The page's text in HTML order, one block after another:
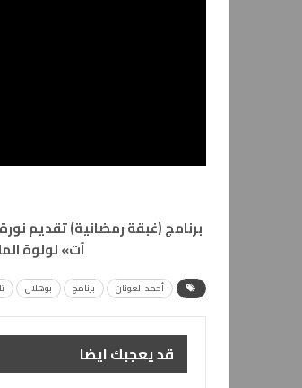
برنامج (غبقة رمضانية) تقديم
آت» لولوة
أحمد العونان برنامج بوهلال
قد يعجبك ايضا